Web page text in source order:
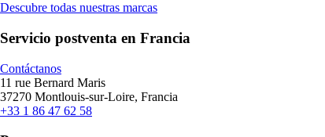
Descubre todas nuestras marcas
Servicio postventa en Francia
Contáctanos
11 rue Bernard Maris
37270 Montlouis-sur-Loire, Francia
+33 1 86 47 62 58